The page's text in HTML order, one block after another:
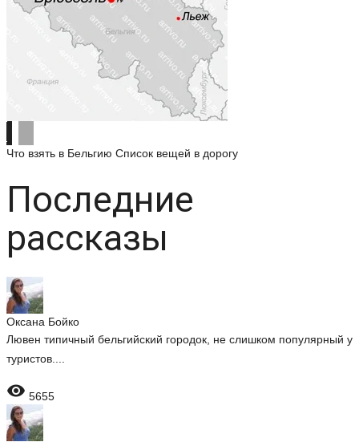
Что взять в Бельгию Список вещей в дорогу
Последние
рассказы
Оксана Бойко
Лювен типичный бельгийский городок, не слишком популярный у
туристов....
 5655